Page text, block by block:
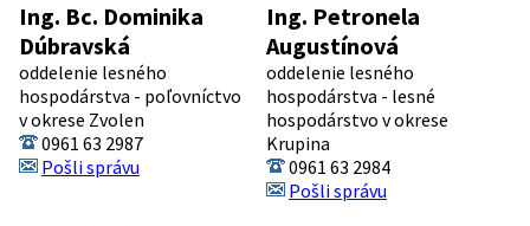
Ing. Bc. Dominika
Dúbravská
oddelenie lesného
hospodárstva - poľovníctvo
v okrese Zvolen
0961 63 2987
Pošli správu
Ing. Petronela
Augustínová
oddelenie lesného
hospodárstva - lesné
hospodárstvo v okrese
Krupina
0961 63 2984
Pošli správu